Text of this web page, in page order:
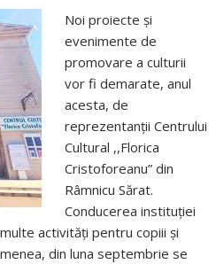
Noi proiecte și
evenimente de
promovare a culturii
vor fi demarate, anul
acesta, de
reprezentanții Centrului
Cultural ,,Florica
Cristoforeanu” din
Râmnicu Sărat.
Conducerea instituției
activități pentru copiii și
din luna septembrie se